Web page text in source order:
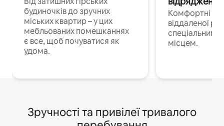
будиночків до зручних
міських квартир – у цих
мебльованих помешканнях
є все, щоб почуватися як
удома.
Комфортні
віддаленої
спеціальним
місцем.
Зручності та привілеї тривалого